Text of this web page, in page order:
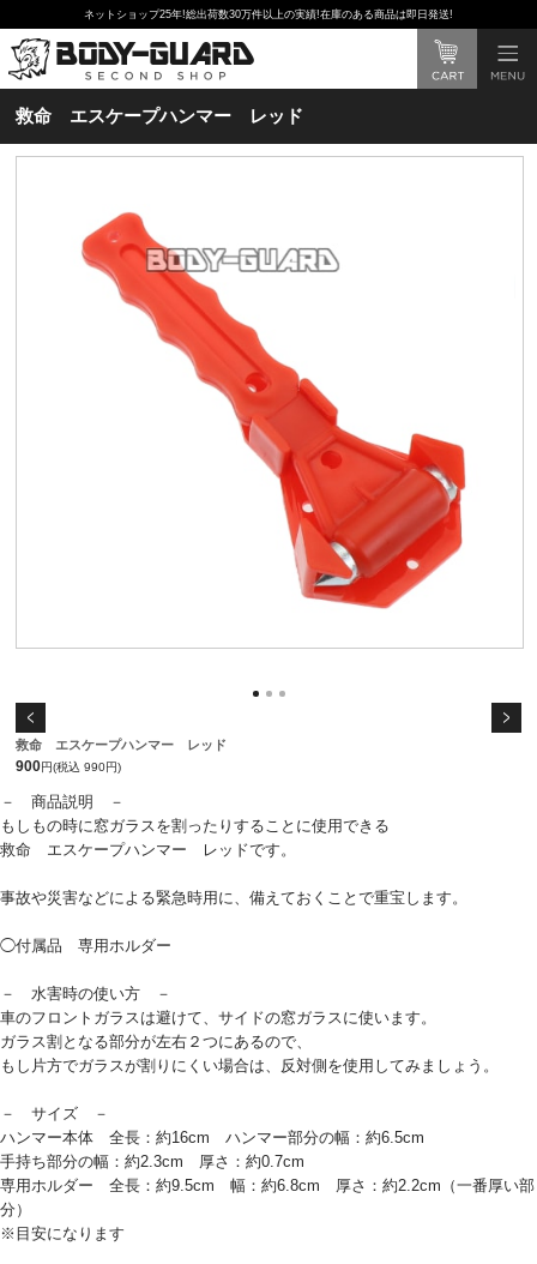
ネットショップ25年!総出荷数30万件以上の実績!在庫のある商品は即日発送!
救命 エスケープハンマー レッド
救命 エスケープハンマー レッド
900円(税込 990円)
－ 商品説明 －
もしもの時に窓ガラスを割ったりすることに使用できる
救命 エスケープハンマー レッドです。
事故や災害などによる緊急時用に、備えておくことで重宝します。
◯付属品 専用ホルダー
－ 水害時の使い方 －
車のフロントガラスは避けて、サイドの窓ガラスに使います。
ガラス割となる部分が左右２つにあるので、
もし片方でガラスが割りにくい場合は、反対側を使用してみましょう。
－ サイズ －
ハンマー本体 全長：約16cm ハンマー部分の幅：約6.5cm
手持ち部分の幅：約2.3cm 厚さ：約0.7cm
専用ホルダー 全長：約9.5cm 幅：約6.8cm 厚さ：約2.2cm（一番厚い部
分）
※目安になります